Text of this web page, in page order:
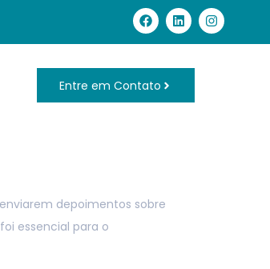
Entre em Contato
depoimentos sobre
essencial para o